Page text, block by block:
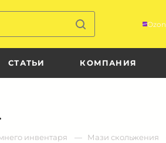
Ozon
СТАТЬИ КОМПАНИЯ
инвентаря Мази скольжения